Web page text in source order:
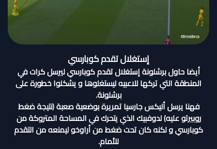
إستغلال تقدم كوبارسي
أيضا حاول برشلونة إستغلال تقدم كوبارسي ليرسل كرات في
المنطقة التي تركها للاعبيه ليستغلوها و يشكلوا خطورة على
برشلونة.
فهنا يرسل أليكس جارسيا تمريرة بوضعية صعبة (نتيجة ضغط
روبيرتو عليه) لدوفبيك الذي يتحرك في المساحة المتروكة من
كوبارسي و لكنه كان تحت ضغط من أراوخو ليمنعه من التقدم
للأمام.